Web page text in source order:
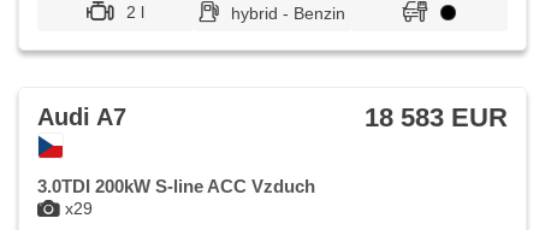
2 l
hybrid - Benzin
x29
Audi A7 18 583 EUR
3.0TDI 200kW S-line ACC Vzduch